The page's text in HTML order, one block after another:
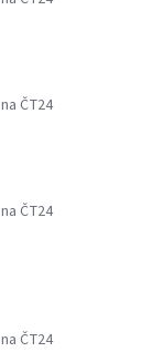
na ČT24
na ČT24
na ČT24